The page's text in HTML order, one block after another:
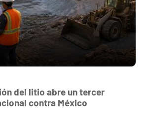
del litio abre un tercer
contra México